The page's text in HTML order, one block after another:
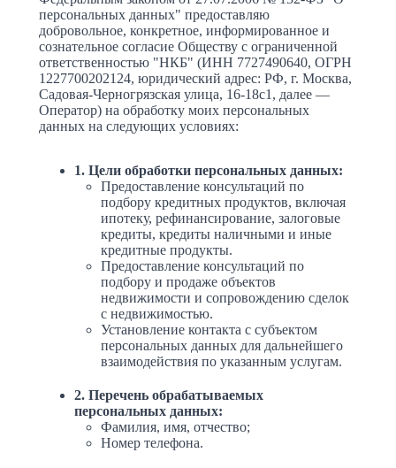
персональных данных" предоставляю
добровольное, конкретное, информированное и
сознательное согласие Обществу с ограниченной
ответственностью "НКБ" (ИНН 7727490640, ОГРН
1227700202124, юридический адрес: РФ, г. Москва,
Садовая-Черногрязская улица, 16-18с1, далее —
Оператор) на обработку моих персональных
данных на следующих условиях:
1. Цели обработки персональных данных:
Предоставление консультаций по
подбору кредитных продуктов, включая
ипотеку, рефинансирование, залоговые
кредиты, кредиты наличными и иные
кредитные продукты.
Предоставление консультаций по
подбору и продаже объектов
недвижимости и сопровождению сделок
с недвижимостью.
Установление контакта с субъектом
персональных данных для дальнейшего
взаимодействия по указанным услугам.
2. Перечень обрабатываемых
персональных данных:
Фамилия, имя, отчество;
Номер телефона.